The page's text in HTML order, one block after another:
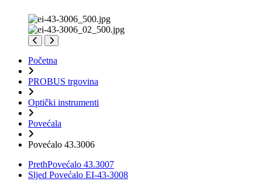
Početna
PROBUS trgovina
Optički instrumenti
Povećala
Povećalo 43.3006
PrethPovećalo 43.3007
Sljed Povećalo EI-43-3008